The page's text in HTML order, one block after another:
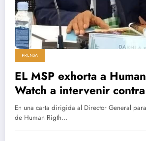
PRENSA
EL MSP exhorta a
Watch a intervenir
represión del Polisario
En una carta dirigida al Director General
de Human Rigth…